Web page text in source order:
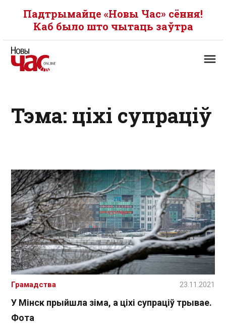
Падтрымайце «Новы Час» сёння!
Каб было што чытаць заўтра
Тэма: ціхі супраціў
У Мінск прыйшла зіма, а ціхі супраціў трывае.
Фота
Грамадства 23.11.2021